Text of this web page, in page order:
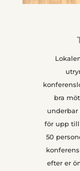
bra
underbar
för upp till
50
efter er